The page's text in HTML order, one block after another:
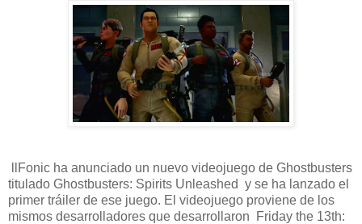
llFonic ha anunciado un nuevo videojuego de Ghostbusters
titulado Ghostbusters: Spirits Unleashed y se ha lanzado el
primer tráiler de ese juego. El videojuego proviene de los
mismos desarrolladores que desarrollaron Friday the 13th: